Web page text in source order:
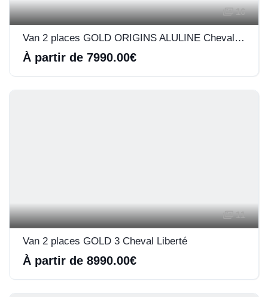
16
Van 2 places GOLD ORIGINS ALULINE Cheval Liberté
À partir de 7990.00€
11
Van 2 places GOLD 3 Cheval Liberté
À partir de 8990.00€